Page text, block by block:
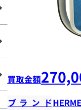
買取金額
ブランド